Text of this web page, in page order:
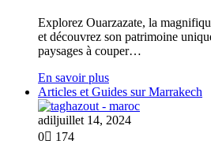
Explorez Ouarzazate, la
et découvrez son patrimoine
paysages à couper…
En savoir plus
Articles et Guides sur Marrakech
adiljuillet 14, 2024
0
174